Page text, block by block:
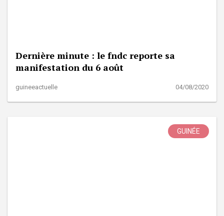
Dernière minute : le fndc reporte sa
manifestation du 6 août
guineeactuelle 04/08/2020
GUINÉE